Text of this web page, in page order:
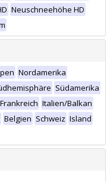
Neuschneehöhe HD
Nordamerika
Südamerika
Frankreich Italien/Balkan
Belgien Schweiz Island